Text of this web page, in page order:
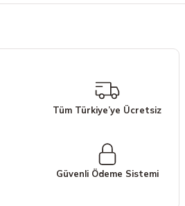
bilgiler bulunuyor.
olmalı.
Tüm Türkiye’ye Ücretsiz
Güvenli Ödeme Sistemi